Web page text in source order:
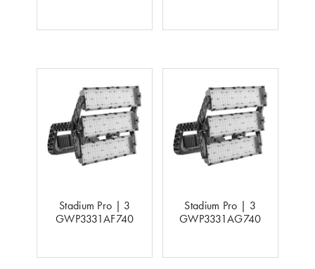
Stadium Pro | 3
GWP3331AF740
Stadium Pro | 3
GWP3331AG740